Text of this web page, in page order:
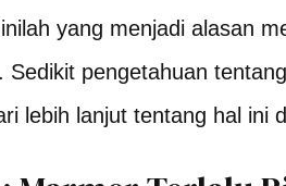
yang menjadi alasan
Sedikit pengetahuan
lebih lanjut tentang hal ini